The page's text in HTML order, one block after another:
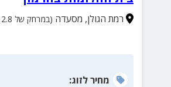
רמת הגולן, מסעדה (במרחק של 12.8 ק"מ)
מחירלזוג: